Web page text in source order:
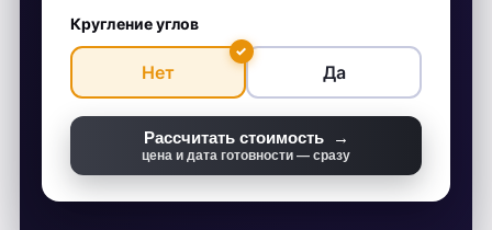
Кругление углов
✓
Нет Да
Рассчитать стоимость →
цена и дата готовности — сразу